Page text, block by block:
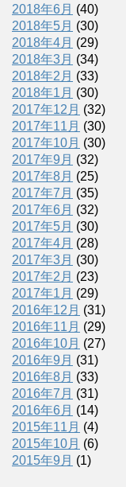
2018年6月 (40)
2018年5月 (30)
2018年4月 (29)
2018年3月 (34)
2018年2月 (33)
2018年1月 (30)
2017年12月 (32)
2017年11月 (30)
2017年10月 (30)
2017年9月 (32)
2017年8月 (25)
2017年7月 (35)
2017年6月 (32)
2017年5月 (30)
2017年4月 (28)
2017年3月 (30)
2017年2月 (23)
2017年1月 (29)
2016年12月 (31)
2016年11月 (29)
2016年10月 (27)
2016年9月 (31)
2016年8月 (33)
2016年7月 (31)
2016年6月 (14)
2015年11月 (4)
2015年10月 (6)
2015年9月 (1)